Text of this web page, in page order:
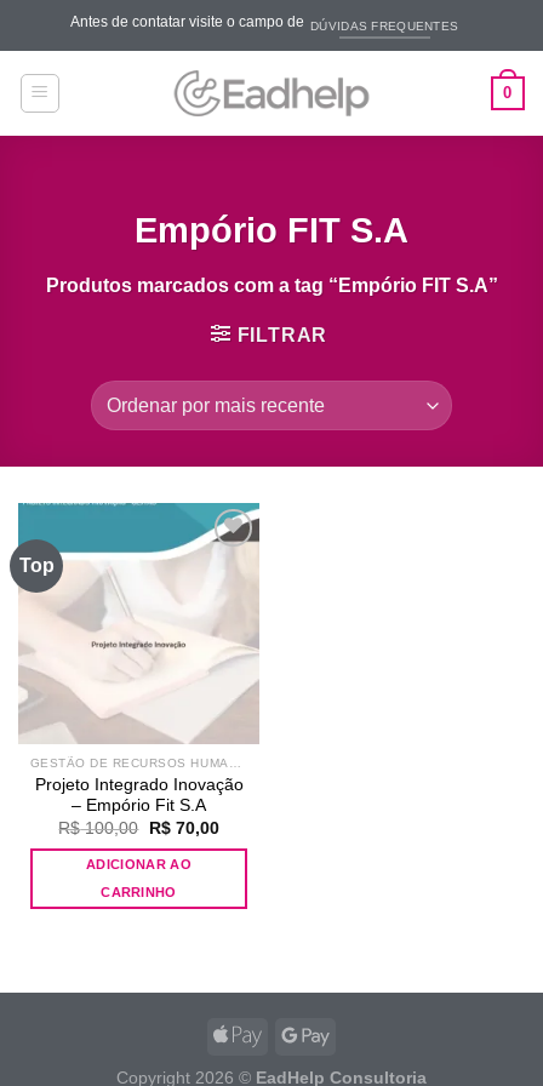
content
Antes de contatar visite o campo de DÚVIDAS FREQUENTES
0
Empório FIT S.A
Produtos marcados com a tag “Empório FIT S.A”
FILTRAR
Top
Add to
GESTÃO DE RECURSOS HUMANOS
Projeto Integrado Inovação
– Empório Fit S.A
R$100,00
O
original
era:
R$ 100,00.
R$70,00O
ADICIONAR AO
CARRINHO
Copyright 2026 © EadHelp Consultoria